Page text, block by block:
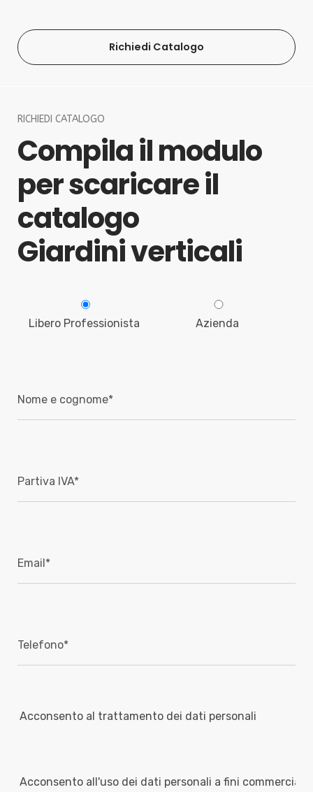
Richiedi Catalogo
RICHIEDI CATALOGO
Compila il modulo
per scaricare il
catalogo
Giardini verticali
Libero Professionista Azienda
Acconsento al trattamento dei dati personali
Acconsento all'uso dei dati personali a fini commerciali